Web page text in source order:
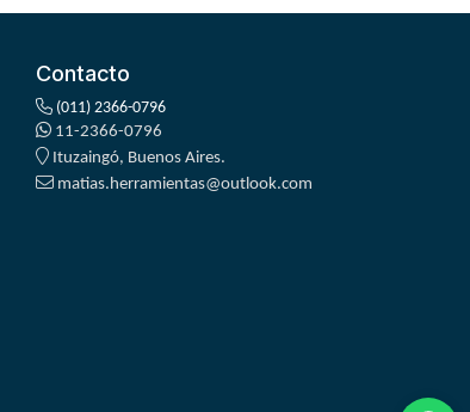
Contacto
(011) 2366-0796
11-2366-0796
Ituzaingó, Buenos Aires.
matias.herramientas@outlook.com